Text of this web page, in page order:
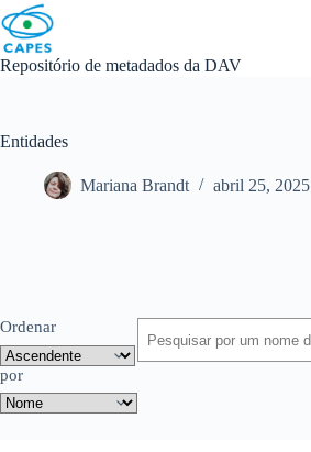
Skip
to
content
Repositório de metadados da DAV
Entidades
Mariana Brandt abril 25, 2025
Ordenar
por